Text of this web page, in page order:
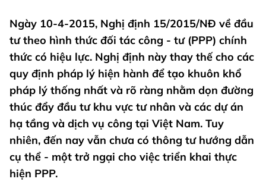
Ngày 10-4-2015, Nghị định 15/2015/NĐ về đầu
tư theo hình thức đối tác công - tư (PPP) chính
thức có hiệu lực. Nghị định này thay thế cho các
quy định pháp lý hiện hành để tạo khuôn khổ
pháp lý thống nhất và rõ ràng nhằm dọn đường
thúc đẩy đầu tư khu vực tư nhân và các dự án
hạ tầng và dịch vụ công tại Việt Nam. Tuy
nhiên, đến nay vẫn chưa có thông tư hướng dẫn
cụ thể - một trở ngại cho việc triển khai thực
hiện PPP.